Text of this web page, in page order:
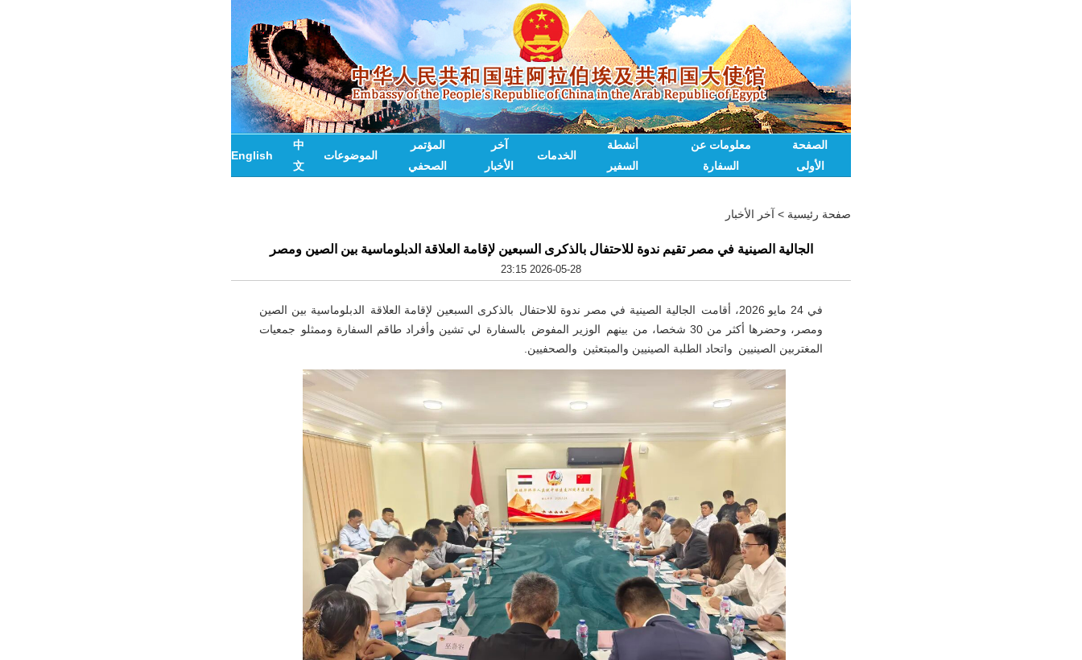
الصفحة
الأولى
معلومات عن
السفارة
أنشطة
السفير
الخدمات
آخر
الأخبار
المؤتمر
الصحفي
الموضوعات
中
文
English
صفحة رئيسية > آخر الأخبار
الجالية الصينية في مصر تقيم ندوة للاحتفال بالذكرى السبعين لإقامة العلاقة الدبلوماسية بين الصين ومصر
2026-05-28 23:15
في 24 مايو 2026، أقامت الجالية الصينية في مصر ندوة للاحتفال بالذكرى السبعين لإقامة العلاقة الدبلوماسية بين الصين
ومصر، وحضرها أكثر من 30 شخصا، من بينهم الوزير المفوض بالسفارة لي تشين وأفراد طاقم السفارة وممثلو جمعيات
المغتربين الصينيين واتحاد الطلبة الصينيين والمبتعثين والصحفيين.